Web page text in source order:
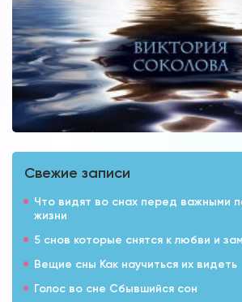
Свежие записи
Что видят во снах перед важными
жизни
5 снов которые снятся к любви и
Вещие сны Как научиться их видеть
Голос во сне Сбывшийся сон